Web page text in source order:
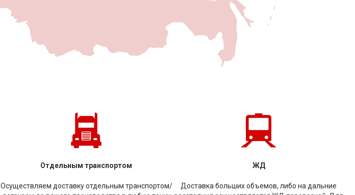
Отдельным транспортом
Осуществляем доставку отдельным транспортом/
ЖД
Доставка больших объемов, либо на дальние